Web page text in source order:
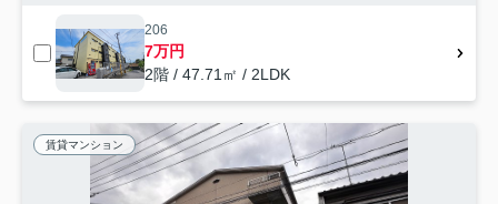
206
7万円
2階 / 47.71㎡ / 2LDK
賃貸マンション